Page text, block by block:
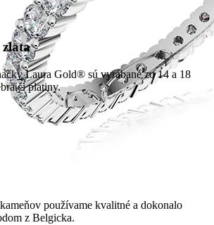
Laura Gold® sú vyrábané zo 14 a 18
či platiny.
používame kvalitné a dokonalo
z Belgicka.